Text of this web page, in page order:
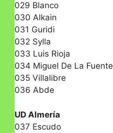
029 Blanco
030 Alkain
031 Guridi
032 Sylla
033 Luis Rioja
034 Miguel De La Fuente
035 Villalibre
036 Abde
UD Almería
037 Escudo